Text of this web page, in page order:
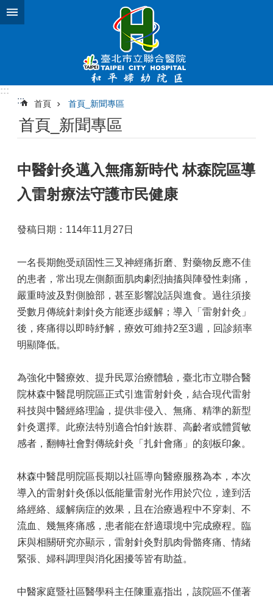
跳到主要內容區塊
:::
:::
首頁 首頁_新聞專區
首頁_新聞專區
中醫針灸邁入無痛新時代 林森院區導
入雷射療法守護市民健康
發稿日期：114年11月27日
一名長期飽受頑固性三叉神經痛折磨、對藥物反應不佳
的患者，常出現左側顏面肌肉劇烈抽搐與陣發性刺痛，
嚴重時波及對側臉部，甚至影響說話與進食。過往須接
受數月傳統針刺針灸方能逐步緩解；導入「雷射針灸」
後，疼痛得以即時紓解，療效可維持2至3週，回診頻率
明顯降低。
為強化中醫療效、提升民眾治療體驗，臺北市立聯合醫
院林森中醫昆明院區正式引進雷射針灸，結合現代雷射
科技與中醫經絡理論，提供非侵入、無痛、精準的新型
針灸選擇。此療法特別適合怕針族群、高齡者或體質敏
感者，翻轉社會對傳統針灸「扎針會痛」的刻板印象。
林森中醫昆明院區長期以社區導向醫療服務為本，本次
導入的雷射針灸係以低能量雷射光作用於穴位，達到活
絡經絡、緩解病症的效果，且在治療過程中不穿刺、不
流血、幾無疼痛感，患者能在舒適環境中完成療程。臨
床與相關研究亦顯示，雷射針灸對肌肉骨骼疼痛、情緒
緊張、婦科調理與消化困擾等皆有助益。
中醫家庭暨社區醫學科主任陳重嘉指出，該院區不僅著